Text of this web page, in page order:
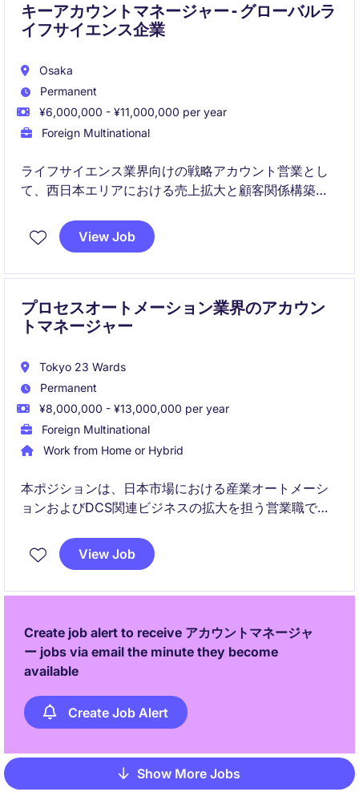
キーアカウントマネージャー - グローバルラ
イフサイエンス企業
Osaka
Permanent
¥6,000,000 - ¥11,000,000 per year
Foreign Multinational
ライフサイエンス業界向けの戦略アカウント営業とし
て、西日本エリアにおける売上拡大と顧客関係構築を
ー・製薬企業との強固なパートナーシップを通じて、
新規ビジネス創出と長期的な事業成長を推進していた
View Job
プロセスオートメーション業界のアカウン
トマネージャー
Tokyo 23 Wards
Permanent
¥8,000,000 - ¥13,000,000 per year
Foreign Multinational
Work from Home or Hybrid
本ポジションは、日本市場における産業オートメーシ
ョンおよびDCS関連ビジネスの拡大を担う営業職で
変革期にある組織の一員として、営業活動を通じて成
View Job
Create job alert to receive アカウントマネージャ
ー jobs via email the minute they become
available
Create Job Alert
Pagination
Show More Jobs